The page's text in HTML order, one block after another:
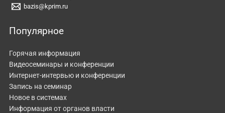
bazis@kprim.ru
Популярное
Горячая информация
Видеосеминары и конференции
Интернет-интервью и конференции
Запись на семинар
Новое в системах
Информация от органов власти